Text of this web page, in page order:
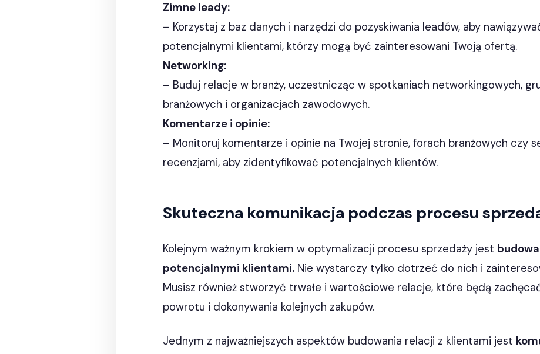
Zimne leady:
– Korzystaj z baz danych i narzędzi do pozyskiwania leadów, aby
potencjalnymi klientami, którzy mogą być zainteresowani Twoją ofertą.
Networking:
– Buduj relacje w branży, uczestnicząc w spotkaniach networkingowych,
branżowych i organizacjach zawodowych.
Komentarze i opinie:
– Monitoruj komentarze i opinie na Twojej stronie, forach branżowych czy
recenzjami, aby zidentyfikować potencjalnych klientów.
Skuteczna komunikacja podczas procesu
Kolejnym ważnym krokiem w optymalizacji procesu sprzedaży jest
potencjalnymi klientami. Nie wystarczy tylko dotrzeć do nich i
Musisz również stworzyć trwałe i wartościowe relacje, które będą
powrotu i dokonywania kolejnych zakupów.
Jednym z najważniejszych aspektów budowania relacji z klientami jest